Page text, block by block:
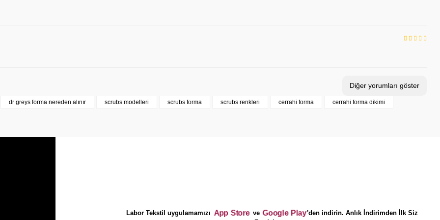
İstiyor Musunuz?
Diğer yorumları göster
dr greys forma nereden alınır scrubs modelleri scrubs forma scrubs renkleri cerrahi forma cerrahi forma dikimi
Labor Tekstil uygulamamızı App Store ve Google Play 'den indirin. Anlık İndirimden İlk Siz